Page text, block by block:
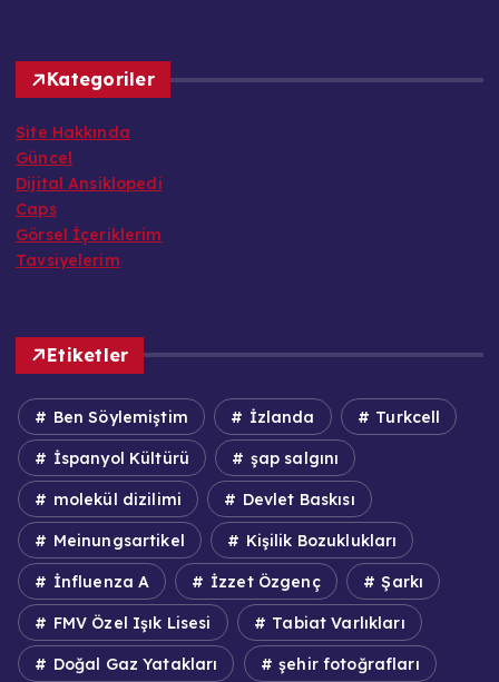
Kategoriler
Site Hakkında
Güncel
Dijital Ansiklopedi
Caps
Görsel İçeriklerim
Tavsiyelerim
Etiketler
Ben Söylemiştim İzlanda Turkcell
İspanyol Kültürü şap salgını
molekül dizilimi Devlet Baskısı
Meinungsartikel Kişilik Bozuklukları
İnfluenza A İzzet Özgenç Şarkı
FMV Özel Işık Lisesi Tabiat Varlıkları
Doğal Gaz Yatakları şehir fotoğrafları